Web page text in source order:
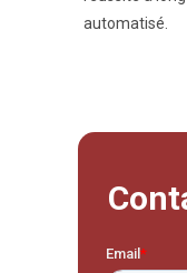
automatisé.